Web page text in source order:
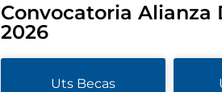
Convocatoria Alianza
2026
Uts Becas